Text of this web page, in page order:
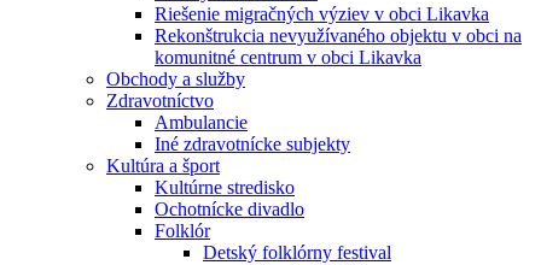
Riešenie migračných výziev v obci Likavka
Rekonštrukcia nevyužívaného objektu v obci na
komunitné centrum v obci Likavka
Obchody a služby
Zdravotníctvo
Ambulancie
Iné zdravotnícke subjekty
Kultúra a šport
Kultúrne stredisko
Ochotnícke divadlo
Folklór
Detský folklórny festival